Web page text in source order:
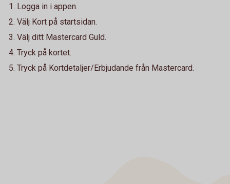
Logga in i appen.
Välj Kort på startsidan.
Välj ditt Mastercard Guld.
Tryck på kortet.
Tryck på Kortdetaljer/Erbjudande från Mastercard.